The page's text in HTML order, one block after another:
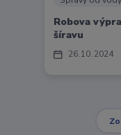
26 10 2024
Robova
šíravu